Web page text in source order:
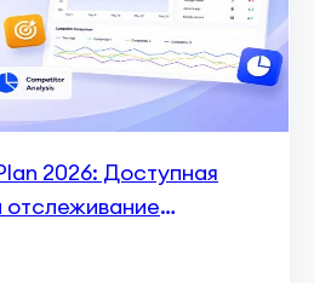
2026: Доступная
отслеживание